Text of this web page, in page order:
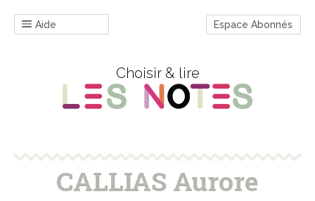
Aide Espace Abonnés
Choisir & lire
CALLIAS Aurore